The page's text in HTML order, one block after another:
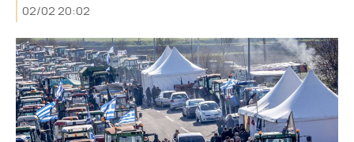
02/02 20:02